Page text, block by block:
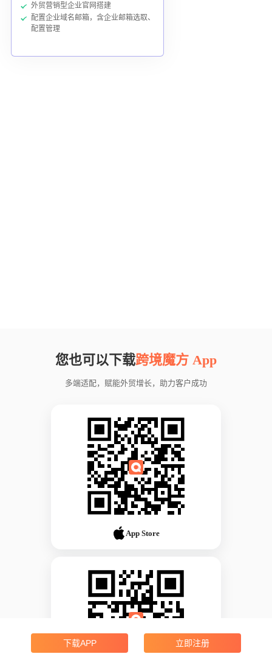
外贸营销型企业官网搭建
配置企业域名邮箱，含企业邮箱选取、
配置管理
您也可以下载跨境魔方 App
多端适配，赋能外贸增长，助力客户成功
App Store
下载APP 立即注册